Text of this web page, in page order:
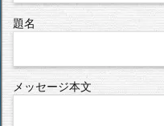
題名
メッセージ本文